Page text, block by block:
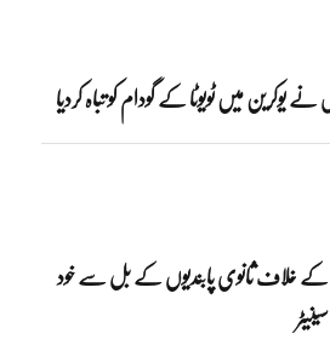
یوکرین میں ٹویوٹا کے گودام کو تباہ کردیا
خلاف ثانوی پابندیوں کے بل سے خود